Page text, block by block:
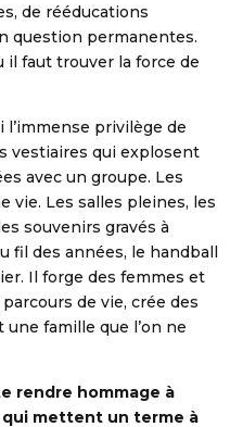
de rééducations
question permanentes.
il faut trouver la force de
l’immense privilège de
vestiaires qui explosent
avec un groupe. Les
vie. Les salles pleines, les
souvenirs gravés à
fil des années, le handball
Il forge des femmes et
de vie, crée des
famille que l’on ne
rendre hommage à
mettent un terme à